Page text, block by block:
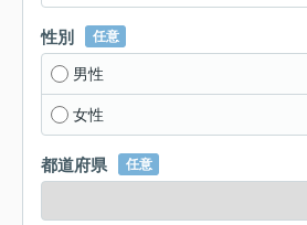
性別 任意
男性
女性
都道府県 任意